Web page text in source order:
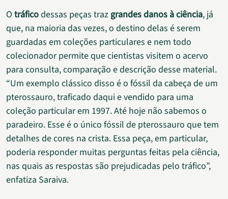
O tráficodessas peças trazgrandes danos à ciência, já
que, na maioria das vezes, o destino delas é serem
guardadas em coleções particulares e nem todo
colecionador permite que cientistas visitem o acervo
para consulta, comparação e descrição desse material.
“Um exemplo clássico disso é o fóssil da cabeça de um
pterossauro, traficado daqui e vendido para uma
coleção particular em 1997. Até hoje não sabemos o
paradeiro. Esse é o único fóssil de pterossauro que tem
detalhes de cores na crista. Essa peça, em particular,
poderia responder muitas perguntas feitas pela ciência,
nas quais as respostas são prejudicadas pelo tráfico”,
enfatiza Saraiva.